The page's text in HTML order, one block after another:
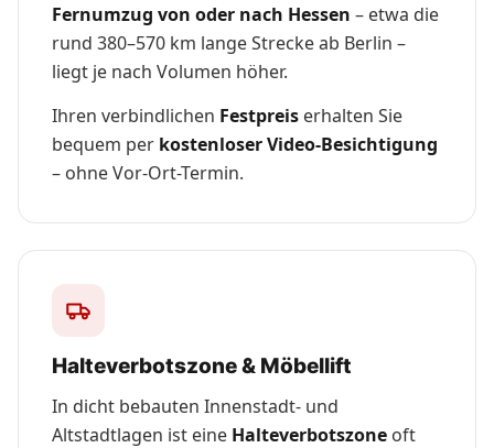
Fernumzug von oder nach Hessen – etwa die
rund 380–570 km lange Strecke ab Berlin –
liegt je nach Volumen höher.
Ihren verbindlichen Festpreis erhalten Sie
bequem per kostenloser Video-Besichtigung
– ohne Vor-Ort-Termin.
Halteverbotszone & Möbellift
In dicht bebauten Innenstadt- und
Altstadtlagen ist eine Halteverbotszone oft